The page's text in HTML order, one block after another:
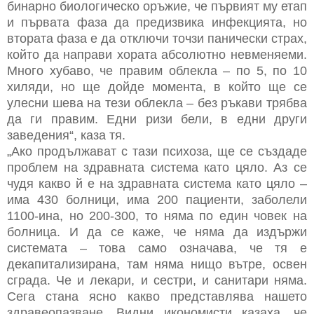
бинарно биологическо оръжие, че първият му етап
и първата фаза да предизвика инфекцията, но
втората фаза е да отключи точзи панически страх,
който да направи хората абсолютно невменяеми.
Много хубаво, че правим облекла – по 5, по 10
хиляди, но ще дойде момента, в който ще се
улесни шева на тези облекла – без ръкави трябва
да ги правим. Едни ризи бели, в едни други
заведения“, каза тя.
„Ако продължават с тази психоза, ще се създаде
проблем на здравната система като цяло. Аз се
чудя какво й е на здравната система като цяло –
има 430 болници, има 200 пациенти, заболели
1100-ина, но 200-300, то няма по един човек на
болница. И да се каже, че няма да издържи
системата – това само означава, че тя е
декапитализирана, там няма нищо вътре, освен
сграда. Че и лекари, и сестри, и санитари няма.
Сега стана ясно какво представлява нашето